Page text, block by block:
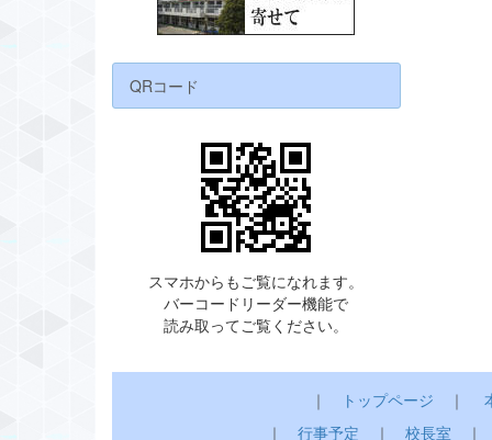
QRコード
スマホからもご覧になれます。
バーコードリーダー機能で
読み取ってご覧ください。
｜ トップページ ｜
｜ 行事予定 ｜ 校長室